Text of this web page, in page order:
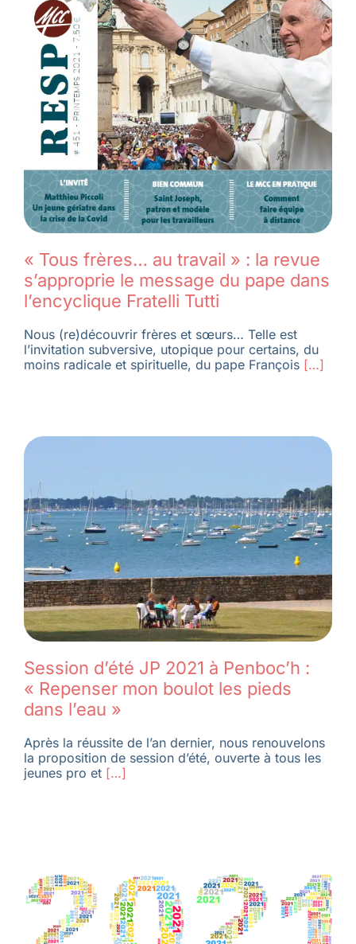
« Tous frères… au travail » : la revue
s’approprie le message du pape dans
l’encyclique Fratelli Tutti
Nous (re)découvrir frères et sœurs… Telle est
l’invitation subversive, utopique pour certains, du
moins radicale et spirituelle, du pape François[…]
Session d’été JP 2021 à Penboc’h :
« Repenser mon boulot les pieds
dans l’eau »
Après la réussite de l’an dernier, nous renouvelons
la proposition de session d’été, ouverte à tous les
jeunes pro et[…]